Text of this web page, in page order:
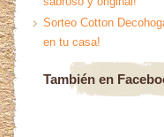
Sorteo Cotton
en tu casa!
También en